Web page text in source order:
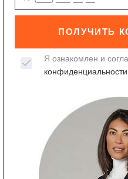
ПОЛУЧИТЬ
Я ознакомлен и
конфиденциальности